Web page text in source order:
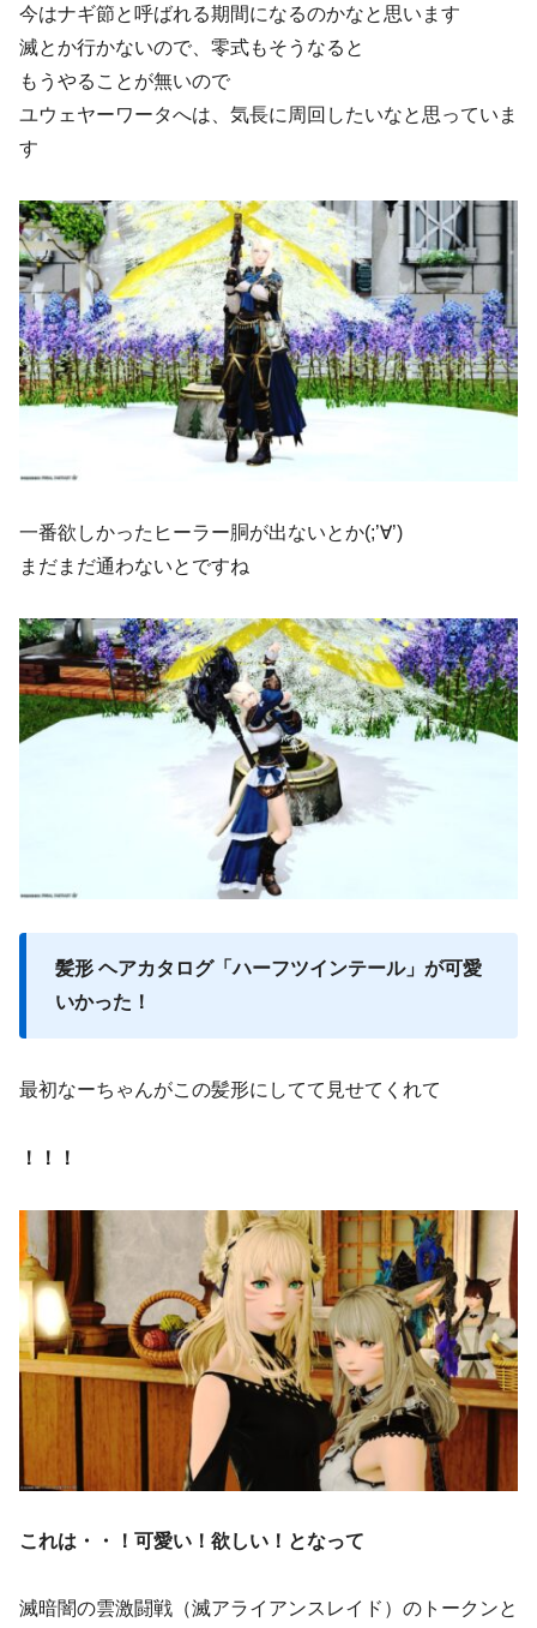
今はナギ節と呼ばれる期間になるのかなと思います
滅とか行かないので、零式もそうなると
もうやることが無いので
ユウェヤーワータへは、気長に周回したいなと思っていま
す
一番欲しかったヒーラー胴が出ないとか(;’∀’)
まだまだ通わないとですね
髪形 ヘアカタログ「ハーフツインテール」が可愛
いかった！
最初なーちゃんがこの髪形にしてて見せてくれて
！！！
これは・・！可愛い！欲しい！となって
滅暗闇の雲激闘戦（滅アライアンスレイド）のトークンと